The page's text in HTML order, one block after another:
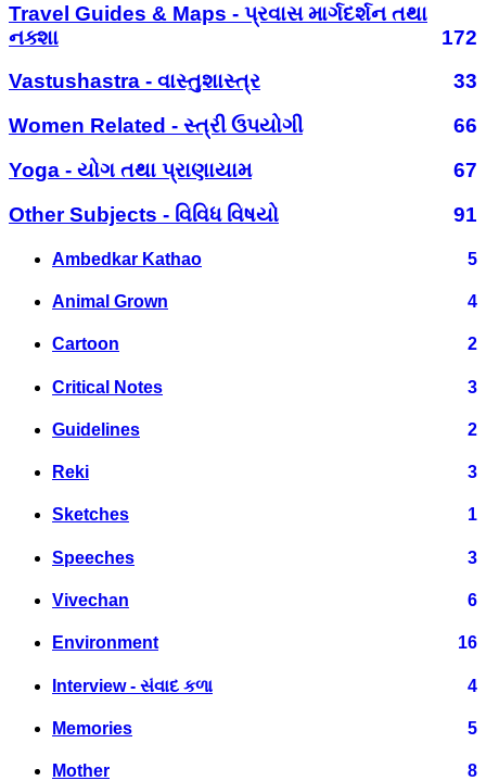
Travel Guides & Maps - પ્રવાસ માર્ગદર્શન તથા
નક્શા
172
Vastushastra - વાસ્તુશાસ્ત્ર
33
Women Related - સ્ત્રી ઉપયોગી
66
Yoga - યોગ તથા પ્રાણાયામ
67
Other Subjects - વિવિધ વિષયો
91
Ambedkar Kathao 5
Animal Grown 4
Cartoon 2
Critical Notes 3
Guidelines 2
Reki 3
Sketches 1
Speeches 3
Vivechan 6
Environment 16
Interview - સંવાદ કળા 4
Memories 5
Mother 8